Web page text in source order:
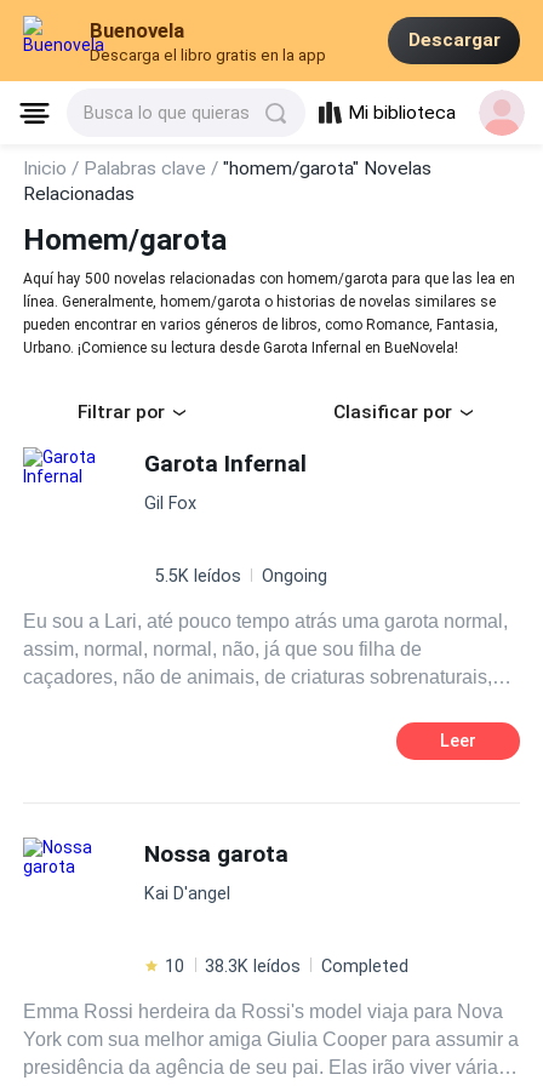
Buenovela
Descarga el libro gratis en la app
Descargar
Busca lo que quieras Mi biblioteca
Inicio / Palabras clave /"homem/garota" Novelas
Relacionadas
Homem/garota
Aquí hay 500 novelas relacionadas con homem/garota para que las lea en
línea. Generalmente, homem/garota o historias de novelas similares se
pueden encontrar en varios géneros de libros, como Romance, Fantasia,
Urbano. ¡Comience su lectura desde Garota Infernal en BueNovela!
Filtrar por Clasificar por
Garota Infernal
Gil Fox
5.5K leídos Ongoing
Eu sou a Lari, até pouco tempo atrás uma garota normal,
assim, normal, normal, não, já que sou filha de
caçadores, não de animais, de criaturas sobrenaturais,
etc, somos a única defesa da humanidade. Então não
sou tão normal assim. Tive que mudar de cidade porque
sem falsa pretensão, eu salvei a porcaria do mundo, não
soube, você tem sorte. Vou te contar tudinho, vem
Leer
Nossa garota
Kai D'angel
10 38.3K leídos Completed
Emma Rossi herdeira da Rossi's model viaja para Nova
York com sua melhor amiga Giulia Cooper para assumir a
presidência da agência de seu pai. Elas irão viver várias